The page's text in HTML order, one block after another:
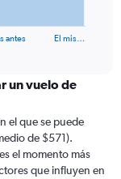
antes El mis…
un vuelo de
el que se puede
de $571).
el momento más
que influyen en